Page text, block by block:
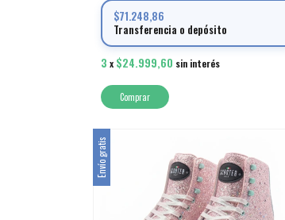
$71.248,86
Transferencia o depósito
3 x $24.999,60 sin interés
Comprar
Envío gratis